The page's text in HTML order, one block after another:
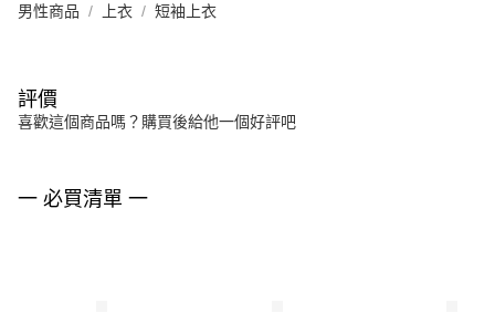
男性商品 上衣 短袖上衣
評價
喜歡這個商品嗎？購買後給他一個好評吧
一 必買清單 一